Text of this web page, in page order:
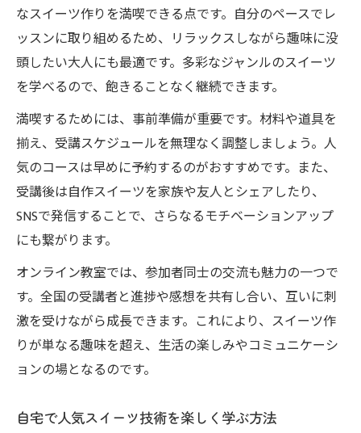
なスイーツ作りを満喫できる点です。自分のペースでレ
ッスンに取り組めるため、リラックスしながら趣味に没
頭したい大人にも最適です。多彩なジャンルのスイーツ
を学べるので、飽きることなく継続できます。
満喫するためには、事前準備が重要です。材料や道具を
揃え、受講スケジュールを無理なく調整しましょう。人
気のコースは早めに予約するのがおすすめです。また、
受講後は自作スイーツを家族や友人とシェアしたり、
SNSで発信することで、さらなるモチベーションアップ
にも繋がります。
オンライン教室では、参加者同士の交流も魅力の一つで
す。全国の受講者と進捗や感想を共有し合い、互いに刺
激を受けながら成長できます。これにより、スイーツ作
りが単なる趣味を超え、生活の楽しみやコミュニケーシ
ョンの場となるのです。
自宅で人気スイーツ技術を楽しく学ぶ方法